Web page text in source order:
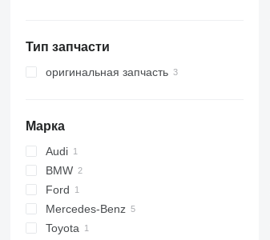
краны-манипуляторы
Тип запчасти
оригинальная запчасть
Марка
Audi
A-series
BMW
X-Series
Ford
Ranger
Mercedes-Benz
R-Class
Toyota